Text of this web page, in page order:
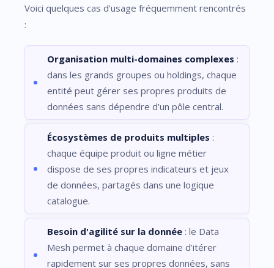
Voici quelques cas d’usage fréquemment rencontrés
:
Organisation multi-domaines complexes :
dans les grands groupes ou holdings, chaque
entité peut gérer ses propres produits de
données sans dépendre d’un pôle central.
Écosystèmes de produits multiples :
chaque équipe produit ou ligne métier
dispose de ses propres indicateurs et jeux
de données, partagés dans une logique
catalogue.
Besoin d'agilité sur la donnée : le Data
Mesh permet à chaque domaine d’itérer
rapidement sur ses propres données, sans